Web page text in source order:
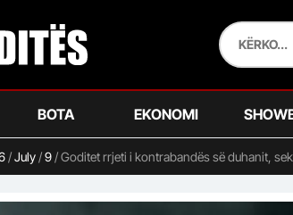
BOTA EKONOMI
/July/9/Goditet rrjeti i kontrabandës së duhanit,